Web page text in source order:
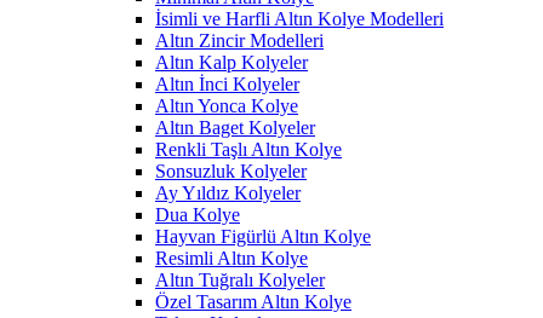
İsimli ve Harfli Altın Kolye Modelleri
Altın Zincir Modelleri
Altın Kalp Kolyeler
Altın İnci Kolyeler
Altın Yonca Kolye
Altın Baget Kolyeler
Renkli Taşlı Altın Kolye
Sonsuzluk Kolyeler
Ay Yıldız Kolyeler
Dua Kolye
Hayvan Figürlü Altın Kolye
Resimli Altın Kolye
Altın Tuğralı Kolyeler
Özel Tasarım Altın Kolye